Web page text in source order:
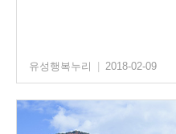
유성행복누리 | 2018-02-09